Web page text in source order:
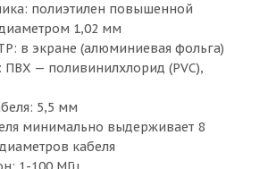
полиэтилен повышенной
диаметром 1,02 мм
в экране (алюминиевая фольга)
ПВХ — поливинилхлорид (PVC),
5,5 мм
минимально выдерживает 8
кабеля